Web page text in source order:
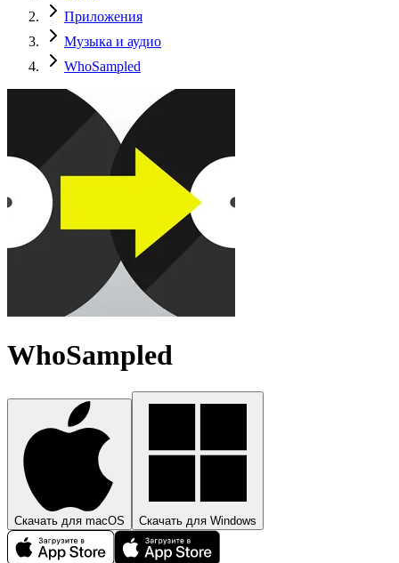
Приложения
Музыка и аудио
WhoSampled
WhoSampled
Скачать для macOS Скачать для Windows